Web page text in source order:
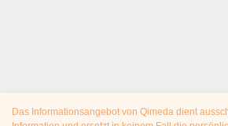
Das Informationsangebot von Qimeda dient